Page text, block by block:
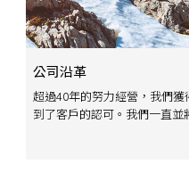
公司沿革
超過40年的努力經營，我們
到了客戶的認可。我們一直並